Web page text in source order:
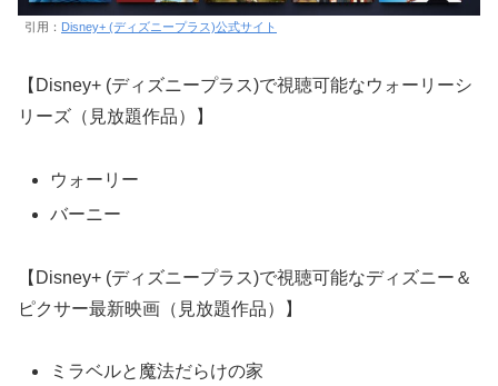
引用： Disney+ (ディズニープラス)公式サイト
【Disney+ (ディズニープラス)で視聴可能なウォーリーシ
リーズ（見放題作品）】
ウォーリー
バーニー
【Disney+ (ディズニープラス)で視聴可能なディズニー＆
ピクサー最新映画（見放題作品）】
ミラベルと魔法だらけの家